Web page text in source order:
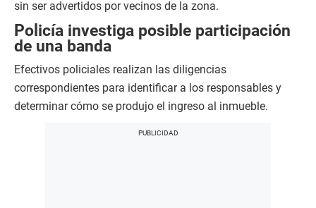
sin ser advertidos por vecinos de la zona.
Policía investiga posible participación
de una banda
Efectivos policiales realizan las diligencias
correspondientes para identificar a los responsables y
determinar cómo se produjo el ingreso al inmueble.